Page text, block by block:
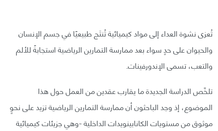
تُعزى نشوة العداء إلى مواد كيميائية تُنتَج طبيعيًا في جسم الإنسان
والحيوان على حدٍ سواء بعد ممارسة التمارين الرياضية استجابةً للألم
والتعب، تسمى الإندورفينات.
تلخّص الدراسة الجديدة ما يقارب عقدين من العمل حول هذا
الموضوع، إذ وجد الباحثون أن ممارسة التمارين الرياضية تزيد على نحوٍ
موثوق من مستويات الكانابينويدات الداخلية -وهي جزيئات كيميائية